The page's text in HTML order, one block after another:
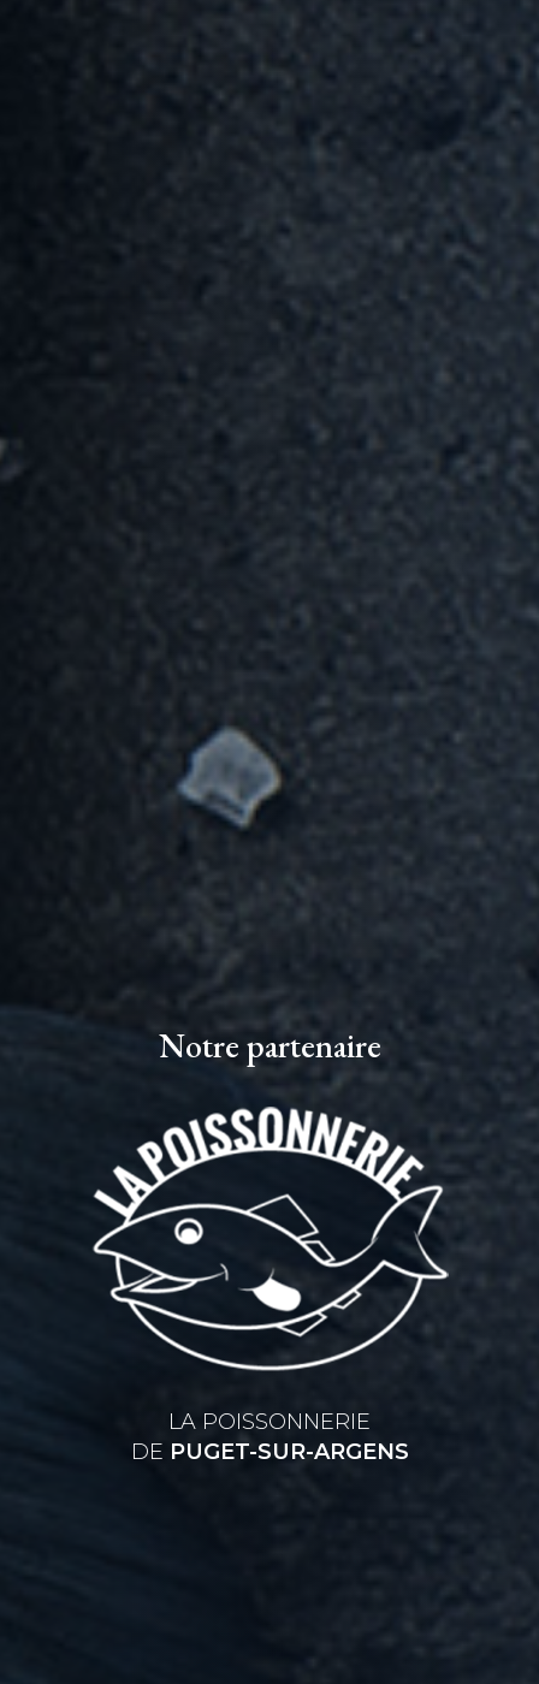
Notre partenaire
LA POISSONNERIE
DE PUGET-SUR-ARGENS